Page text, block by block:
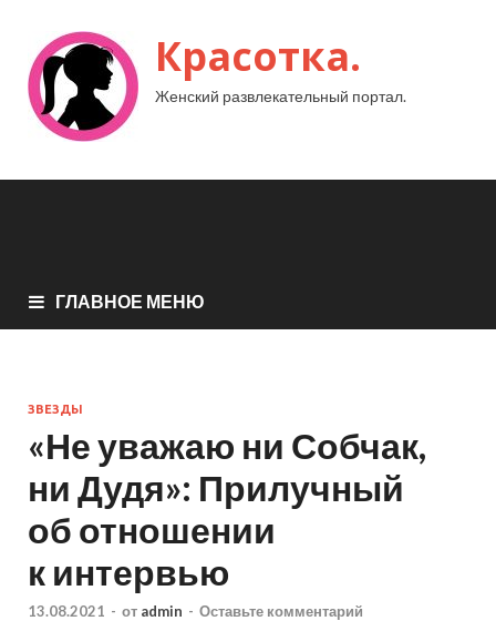
Красотка.
Женский развлекательный портал.
ГЛАВНОЕ МЕНЮ
ЗВЕЗДЫ
«Не уважаю ни Собчак,
ни Дудя»: Прилучный
об отношении
к интервью
13.08.2021 - от admin - Оставьте комментарий